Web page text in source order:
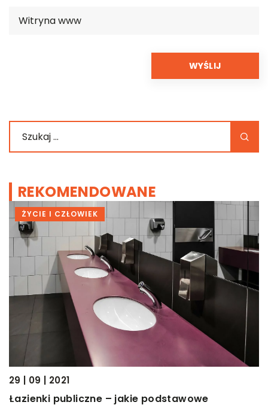
REKOMENDOWANE
ŻYCIE I CZŁOWIEK
29 | 09 | 2021
Łazienki publiczne – jakie podstawowe